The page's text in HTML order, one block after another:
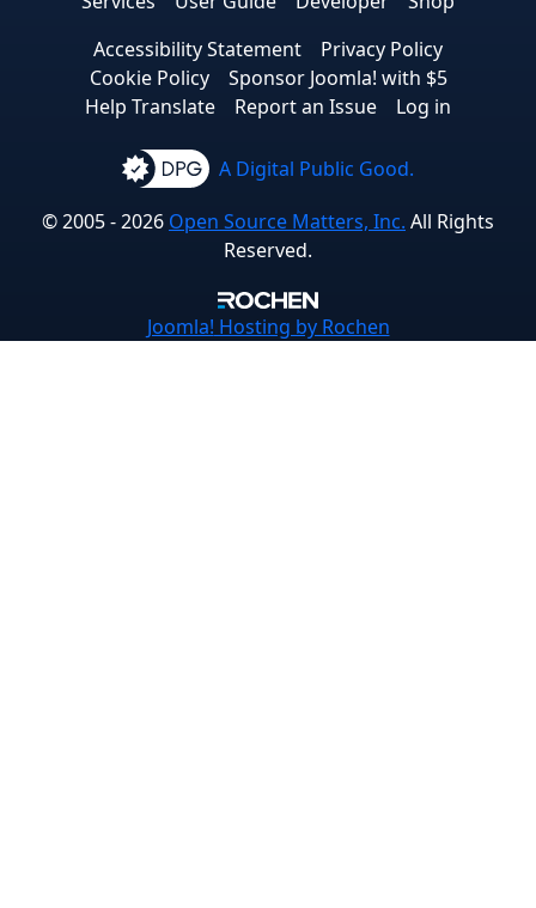
Accessibility Statement
Privacy Policy
Cookie Policy
Sponsor Joomla! with $5
Help Translate
Report an Issue Log in
A Digital Public Good.
© 2005 - 2026 Open Source Matters, Inc. All Rights
Reserved.
Joomla! Hosting by Rochen